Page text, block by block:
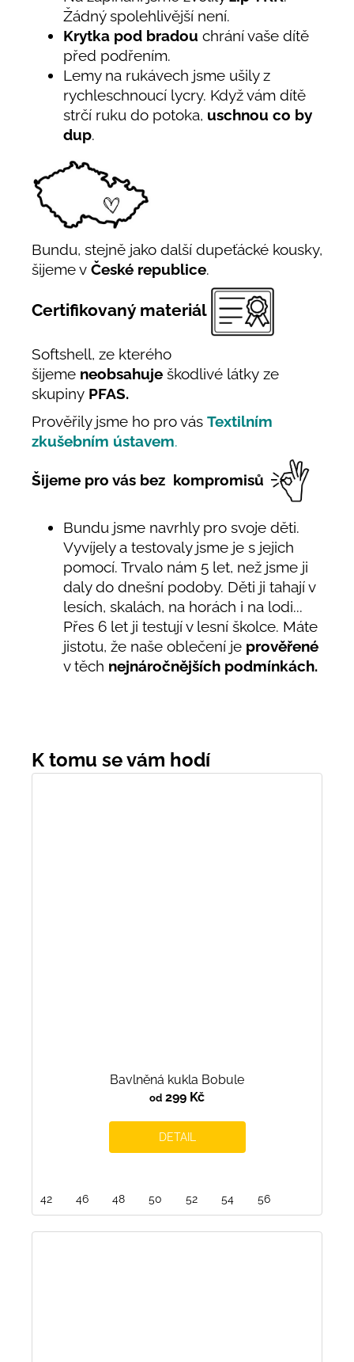
Žádný spolehlivější není.
Krytka pod bradou chrání vaše dítě
před podřením.
Lemy na rukávech jsme ušily z
rychleschnoucí lycry. Když vám dítě
strčí ruku do potoka, uschnou co by
dup.
Bundu, stejně jako další dupeťácké kousky,
šijeme v České republice.
Certifikovaný materiál
Softshell, ze kterého
šijeme neobsahuje škodlivé látky ze
skupiny PFAS.
Prověřily jsme ho pro vás Textilním
zkušebním ústavem.
Šijeme pro vás bez kompromisů
Bundu jsme navrhly pro svoje děti.
Vyvíjely a testovaly jsme je s jejich
pomocí. Trvalo nám 5 let, než jsme ji
daly do dnešní podoby. Děti ji tahají v
lesích, skalách, na horách i na lodi...
Přes 6 let ji testují v lesní školce. Máte
jistotu, že naše oblečení je prověřené
v těch nejnáročnějších podmínkách.
Bavlněná kukla Bobule
od 299 Kč
DETAIL
42 46 48 50 52 54 56